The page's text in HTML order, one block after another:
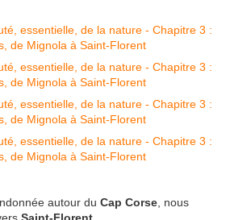
autour du Cap Corse , nous